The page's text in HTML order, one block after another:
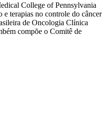
College of Pennsylvania
terapias no controle do câncer
de Oncologia Clínica
compõe o Comitê de